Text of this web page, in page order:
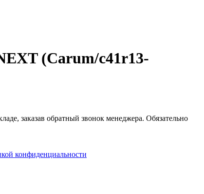
(Carum/c41r13-
заказав обратный звонок менеджера. Обязательно
конфиденциальности